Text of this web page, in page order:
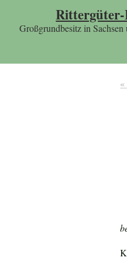
Großgrundbesitz in